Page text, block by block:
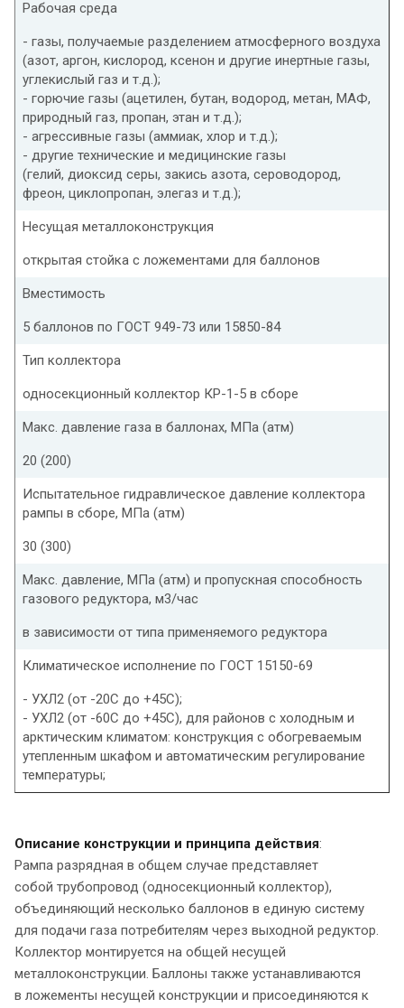
Рабочая среда
- газы, получаемые разделением атмосферного воздуха
(азот, аргон, кислород, ксенон и другие инертные газы,
углекислый газ и т.д.);
- горючие газы (ацетилен, бутан, водород, метан, МАФ,
природный газ, пропан, этан и т.д.);
- агрессивные газы (аммиак, хлор и т.д.);
- другие технические и медицинские газы
(гелий, диоксид серы, закись азота, сероводород,
фреон, циклопропан, элегаз и т.д.);
Несущая металлоконструкция
открытая стойка с ложементами для баллонов
Вместимость
5 баллонов по ГОСТ 949-73 или 15850-84
Тип коллектора
односекционный коллектор КР-1-5 в сборе
Макс. давление газа в баллонах, МПа (атм)
20 (200)
Испытательное гидравлическое давление коллектора
рампы в сборе, МПа (атм)
30 (300)
Макс. давление, МПа (атм) и пропускная способность
газового редуктора, м3/час
в зависимости от типа применяемого редуктора
Климатическое исполнение по ГОСТ 15150-69
- УХЛ2 (от -20С до +45С);
- УХЛ2 (от -60С до +45С), для районов с холодным и
арктическим климатом: конструкция с обогреваемым
утепленным шкафом и автоматическим регулирование
температуры;
Описание конструкции и принципа действия:
Рампа разрядная в общем случае представляет
собой трубопровод (односекционный коллектор),
объединяющий несколько баллонов в единую систему
для подачи газа потребителям через выходной редуктор.
Коллектор монтируется на общей несущей
металлоконструкции. Баллоны также устанавливаются
в ложементы несущей конструкции и присоединяются к